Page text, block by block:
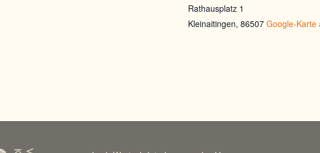
Rathausplatz 1
Kleinaitingen, 86507 Google-Karte